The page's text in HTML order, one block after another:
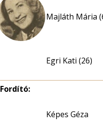
Majláth Mária
Egri Kati (26)
Fordító:
Képes Géza